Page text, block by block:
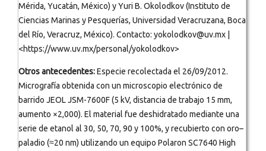
Mérida, Yucatán, México) y Yuri B. Okolodkov (Instituto de
Ciencias Marinas y Pesquerías, Universidad Veracruzana, Boca
del Río, Veracruz, México). Contacto: yokolodkov@uv.mx |
<https://www.uv.mx/personal/yokolodkov>
Otros antecedentes:Especie recolectada el 26/09/2012.
Micrografía obtenida con un microscopio electrónico de
barrido JEOL JSM-7600F (5 kV, distancia de trabajo 15 mm,
aumento ×2,000). El material fue deshidratado mediante una
serie de etanol al 30, 50, 70, 90 y 100%, y recubierto con oro–
paladio (≈20 nm) utilizando un equipo Polaron SC7640 High